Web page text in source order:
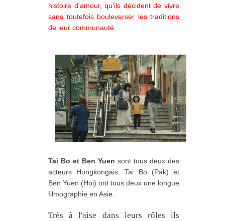
histoire d’amour, qu’ils décident de vivre
sans toutefois bouleverser les traditions
de leur communauté.
Tai Bo et Ben Yuen sont tous deux des
acteurs Hongkongais. Tai Bo (Pak) et
Ben Yuen (Hoi) ont tous deux une longue
filmographie en Asie.
Très à l'aise dans leurs rôles ils